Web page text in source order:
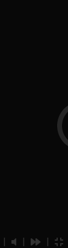
| | |